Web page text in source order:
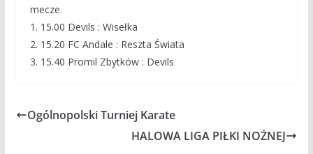
mecze.
1. 15.00 Devils : Wisełka
2. 15.20 FC Andale : Reszta Świata
3. 15.40 Promil Zbytków : Devils
Ogólnopolski Turniej Karate
HALOWA LIGA PIŁKI NOŻNEJ